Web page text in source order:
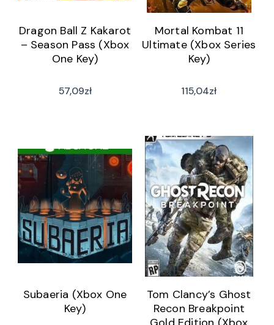
Dragon Ball Z Kakarot
– Season Pass (Xbox
One Key)
57,09zł
Mortal Kombat 11
Ultimate (Xbox Series
Key)
115,04zł
Subaeria (Xbox One
Key)
Tom Clancy’s Ghost
Recon Breakpoint